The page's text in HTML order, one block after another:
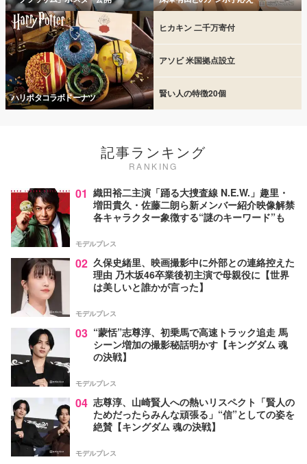
ハリポタコラボドーナツ
ヒカキン 二千万寄付
アソビ 米国拠点設立
賢い人の特徴20個
記事ランキング
RANKING
01 織田裕二主演「踊る大捜査線 N.E.W.」趣里・
増田貴久・佐藤二朗ら新メンバー紹介映像解禁
各キャラクター象徴する“謎のキーワード”も
モデルプレス
02 久保史緒里、映画撮影中に外部との連絡控えた
理由 乃木坂46卒業後初主演で母親役に【世界
は美しいと誰かが言った】
モデルプレス
03 “蒙恬”志尊淳、初乗馬で高速トラック追走 馬
シーン増加の撮影秘話明かす【キングダム 魂
の決戦】
モデルプレス
04 志尊淳、山崎賢人への熱いリスペクト「賢人の
ためだったらみんな頑張る」“信”としての姿を
絶賛【キングダム 魂の決戦】
モデルプレス